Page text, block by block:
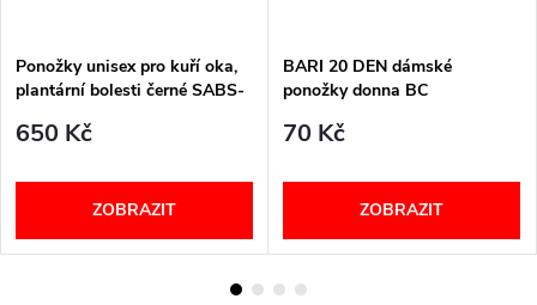
Ponožky unisex pro kuří oka,
plantární bolesti černé SABS-
650 Kč
ZOBRAZIT
BARI 20 DEN dámské
ponožky donna BC
70 Kč
ZOBRAZIT